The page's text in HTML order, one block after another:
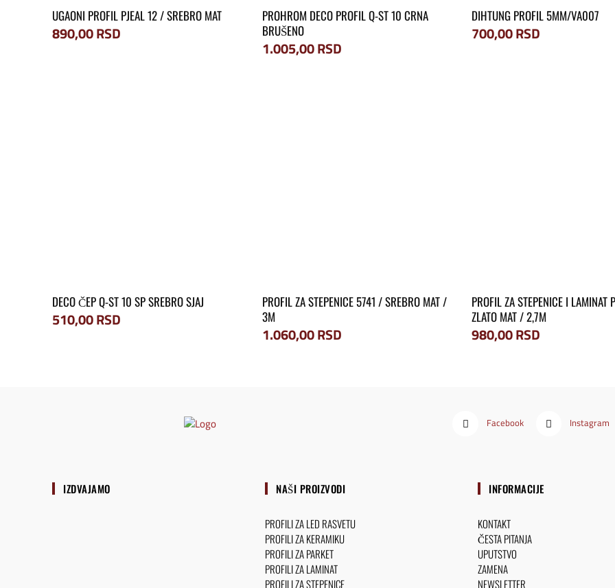
UGAONI PROFIL PJEAL 12 / SREBRO MAT
890,00RSD
PROHROM DECO PROFIL Q-ST 10 CRNA
BRUŠENO
1.005,00RSD
DIHTUNG PROFIL 5MM/VA007
700,00RSD
DECO ČEP Q-ST 10 SP SREBRO SJAJ
510,00RSD
PROFIL ZA STEPENICE 5741 / SREBRO MAT /
3M
1.060,00RSD
PROFIL ZA STEPENICE I LAMINAT
ZLATO MAT / 2,7M
980,00RSD
Facebook Instagram
IZDVAJAMO NAŠI PROIZVODI
PROFILI ZA LED RASVETU
PROFILI ZA KERAMIKU
PROFILI ZA PARKET
PROFILI ZA LAMINAT
PROFILI ZA STEPENICE
INFORMACIJE
KONTAKT
ČESTA PITANJA
UPUTSTVO
ZAMENA
NEWSLETTER